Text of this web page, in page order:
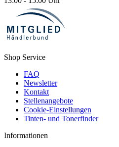
Shop Service
FAQ
Newsletter
Kontakt
Stellenangebote
Cookie-Einstellungen
Tinten- und Tonerfinder
Informationen